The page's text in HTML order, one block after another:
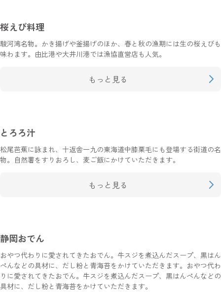
桜えび料理
駿河湾名物。かき揚げや釜揚げのほか、春と秋の漁期には生の桜えびも
味わます。由比港や大井川港では漁協直営店も人気。
もっと見る
とろろ汁
松尾芭蕉に詠まれ、十返舎一九の東海道中膝栗毛にも登場する街道の名
物。自然薯をすりおろし、麦ご飯にかけていただきます。
もっと見る
静岡おでん
おやつ代わりに愛されてきたおでん。牛スジを煮込んだスープ、黒はん
ぺんなどの具材に、だし粉と青海苔をかけていただきます。おやつ代わ
りに愛されてきたおでん。牛スジを煮込んだスープ、黒はんぺんなどの
具材に、だし粉と青海苔をかけていただきます。